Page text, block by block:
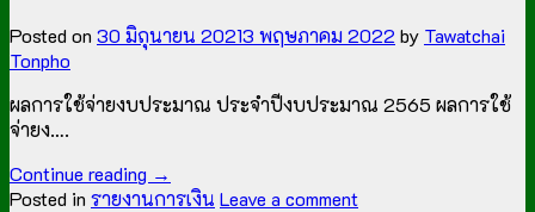
Posted on 30 มิถุนายน 20213 พฤษภาคม 2022 by Tawatchai
Tonpho
ผลการใช้จ่ายงบประมาณ ประจำปีงบประมาณ 2565 ผลการใช้
จ่ายง….
Continue reading →
Posted in รายงานการเงิน Leave a comment